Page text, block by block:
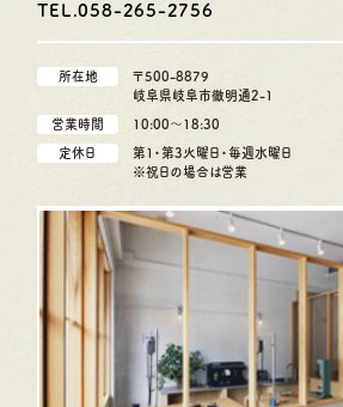
TEL.058-265-2756
所在地
〒500-8879
岐阜県岐阜市徹明通2-1
営業時間 10:00〜18:30
定休日
第1・第3火曜日・毎週水曜日
※祝日の場合は営業